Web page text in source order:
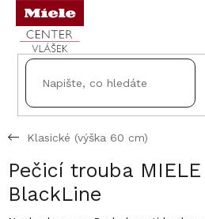
Přejít
obsah
Klasické (výška 60 cm)
Pečicí trouba
BlackLine